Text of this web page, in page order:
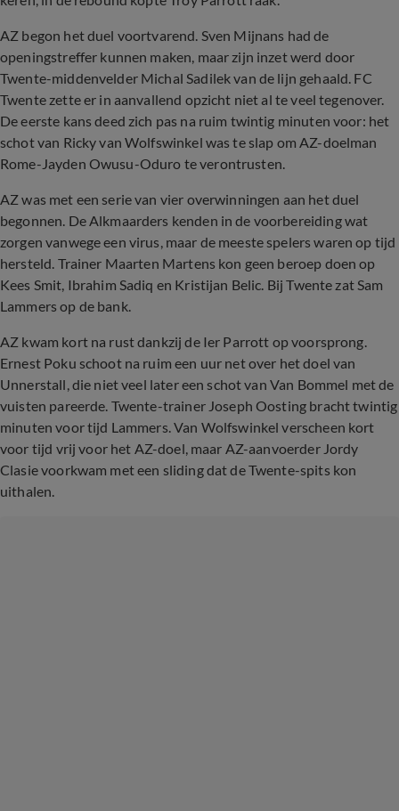
AZ begon het duel voortvarend. Sven Mijnans had de
openingstreffer kunnen maken, maar zijn inzet werd door
Twente-middenvelder Michal Sadilek van de lijn gehaald. FC
Twente zette er in aanvallend opzicht niet al te veel tegenover.
De eerste kans deed zich pas na ruim twintig minuten voor: het
schot van Ricky van Wolfswinkel was te slap om AZ-doelman
Rome-Jayden Owusu-Oduro te verontrusten.
AZ was met een serie van vier overwinningen aan het duel
begonnen. De Alkmaarders kenden in de voorbereiding wat
zorgen vanwege een virus, maar de meeste spelers waren op tijd
hersteld. Trainer Maarten Martens kon geen beroep doen op
Kees Smit, Ibrahim Sadiq en Kristijan Belic. Bij Twente zat Sam
Lammers op de bank.
AZ kwam kort na rust dankzij de Ier Parrott op voorsprong.
Ernest Poku schoot na ruim een uur net over het doel van
Unnerstall, die niet veel later een schot van Van Bommel met de
vuisten pareerde. Twente-trainer Joseph Oosting bracht twintig
minuten voor tijd Lammers. Van Wolfswinkel verscheen kort
voor tijd vrij voor het AZ-doel, maar AZ-aanvoerder Jordy
Clasie voorkwam met een sliding dat de Twente-spits kon
uithalen.